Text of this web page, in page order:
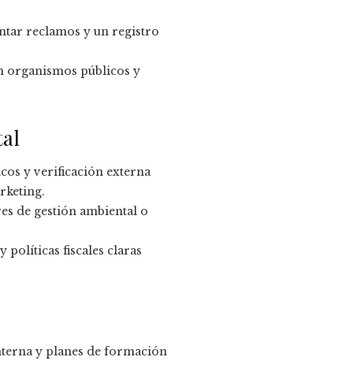
reclamos y un registro
organismos públicos y
y verificación externa
de gestión ambiental o
políticas fiscales claras
y planes de formación